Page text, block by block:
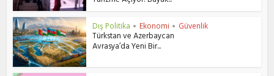
Dış Politika • Ekonomi • Güvenlik
Türkstan ve Azerbaycan
Avrasya’da Yeni Bir...